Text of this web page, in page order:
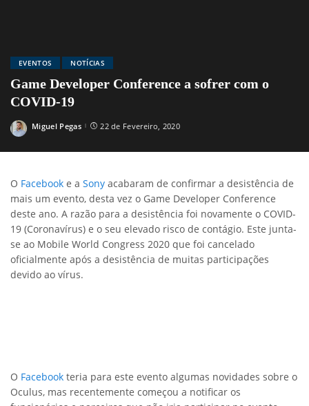
EVENTOS NOTÍCIAS
Game Developer Conference a sofrer com o
COVID-19
Posted
Miguel Pegas 22 de Fevereiro, 2020
O Facebook e a Sony acabaram de confirmar a desistência de
mais um evento, desta vez o Game Developer Conference
deste ano. A razão para a desistência foi novamente o COVID-
19 (Coronavírus) e o seu elevado risco de contágio. Este junta-
se ao Mobile World Congress 2020 que foi cancelado
oficialmente após a desistência de muitas participações
devido ao vírus.
O Facebook teria para este evento algumas novidades sobre o
Oculus, mas recentemente começou a notificar os